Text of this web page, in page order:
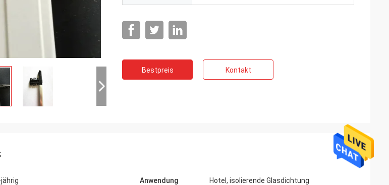
Bestpreis Kontakt
Anwendung Hotel, isolierende Glasdichtung